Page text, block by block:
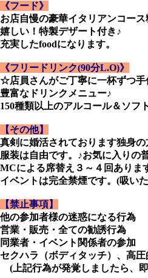
《フード》
お店自慢の豪華イタリアンコー
嬉しい！特製デザート付き♪
充実したfoodになります。
《フリードリンク(90分L.O)》
☆店員さんがご丁寧に一杯ずつ手
豊富なドリンクメニュー♪
150種類以上のアルコール＆ソフ
【その他】
真剣に婚活されております独身
服装は自由です。♪お気に入りの
MCによる席替え３～４回ありま
イベントは完全禁煙です。(吸い
【禁止事項】
他の参加者様の迷惑になる行為
営業・販売・全ての勧誘行為
同業者・イベント関係者の参加
セクハラ（ボディタッチ）、高
(上記行為が発覚しましたら、